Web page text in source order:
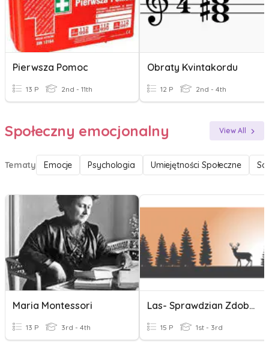
Pierwsza Pomoc
13 P 2nd - 11th
Obraty Kvintakordu
12 P 2nd - 4th
Społeczny emocjonalny View All
Tematy Emocje Psychologia Umiejętności Społeczne
Maria Montessori
13 P 3rd - 4th
Las- Sprawdzian Zdobytych Wiadomości I Umiejętności
15 P 1st - 3rd